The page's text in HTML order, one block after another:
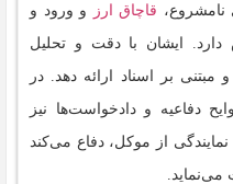
نامشروع، قاچاق ارز
و ورود و
ایشان با دقت و تحلیل
بر اسناد ارائه دهد. در
دفاعیه و دادخواست‌ها نیز
از موکل، دفاع می‌کند